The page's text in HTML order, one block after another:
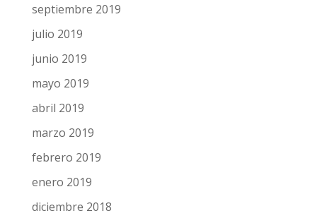
septiembre 2019
julio 2019
junio 2019
mayo 2019
abril 2019
marzo 2019
febrero 2019
enero 2019
diciembre 2018